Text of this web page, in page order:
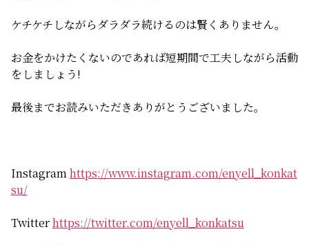
ケチケチしながらダラダラ続けるのは賢くありません。
お金をかけたくないのであれば短期間で工夫しながら活動
をしましょう!
最後までお読みいただきありがとうございました。
Instagramhttps://www.instagram.com/enyell_konkat
su/
Twitterhttps://twitter.com/enyell_konkatsu